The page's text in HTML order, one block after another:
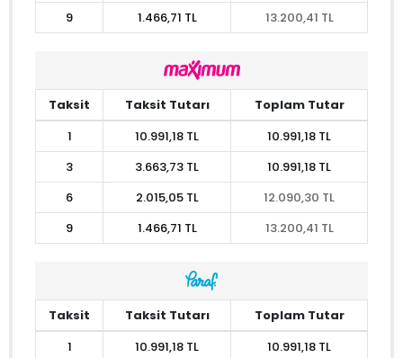
9
1.466,71 TL 13.200,41 TL
Taksit Taksit Tutarı
Toplam Tutar
1
10.991,18 TL
10.991,18 TL
3
3.663,73 TL
10.991,18 TL
6
2.015,05 TL
12.090,30 TL
9
1.466,71 TL 13.200,41 TL
Taksit Taksit Tutarı
Toplam Tutar
1
10.991,18 TL
10.991,18 TL